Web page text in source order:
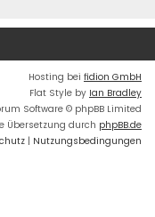
Hosting bei fidion GmbH
Flat Style by Ian Bradley
Software © phpBB Limited
Übersetzung durch phpBB.de
| Nutzungsbedingungen